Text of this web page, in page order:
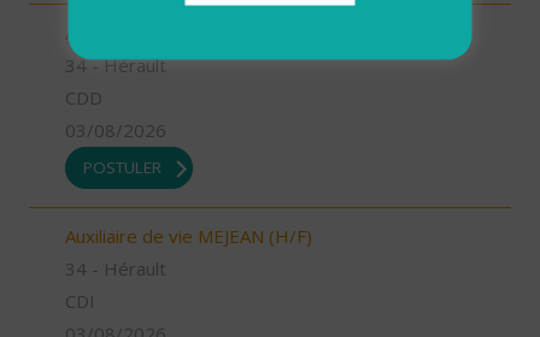
Aide à domicile MEJEAN (H/F)
34 - Hérault
CDD
03/08/2026
POSTULER
Auxiliaire de vie MEJEAN (H/F)
34 - Hérault
CDI